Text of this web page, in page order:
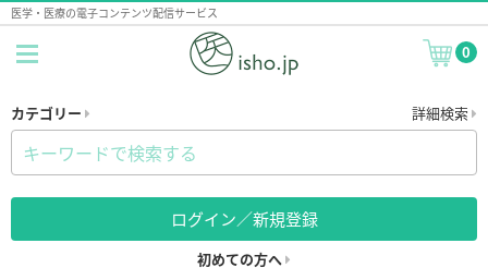
医学・医療の電子コンテンツ配信サービス
0
カテゴリー 詳細検索
ログイン／新規登録
初めての方へ